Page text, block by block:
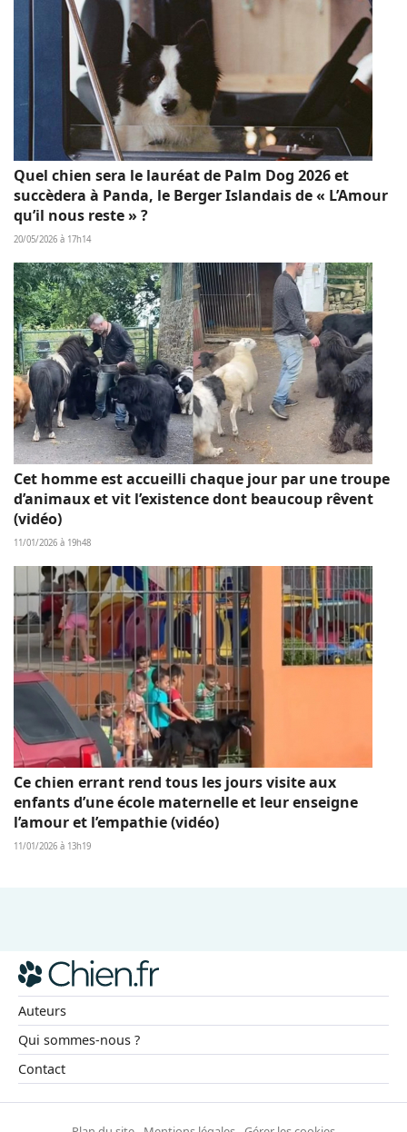
Quel chien sera le lauréat de Palm Dog 2026 et
succèdera à Panda, le Berger Islandais de « L’Amour
qu’il nous reste » ?
20/05/2026 à 17h14
Cet homme est accueilli chaque jour par une troupe
d’animaux et vit l’existence dont beaucoup rêvent
(vidéo)
11/01/2026 à 19h48
Ce chien errant rend tous les jours visite aux
enfants d’une école maternelle et leur enseigne
l’amour et l’empathie (vidéo)
11/01/2026 à 13h19
Auteurs
Qui sommes-nous ?
Contact